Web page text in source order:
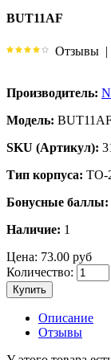
BUT11AF
Отзывы |
Производитель:
Модель:
SKU (Артикул):
Тип корпуса: TO-
Бонусные баллы:
Наличие: 1
Цена: 73.00 руб
Количество:
Купить
Описание
Отзывы